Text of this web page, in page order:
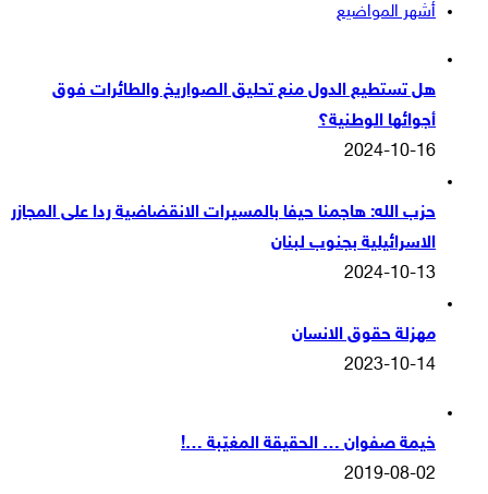
أشهر المواضيع
هل تستطيع الدول منع تحليق الصواريخ والطائرات فوق
أجوائها الوطنية؟
2024-10-16
حزب الله: هاجمنا حيفا بالمسيرات الانقضاضية ردا على المجازر
الاسرائيلية بجنوب لبنان
2024-10-13
مهزلة حقوق الانسان
2023-10-14
خيمة صفوان … الحقيقة المغيّبة …!
2019-08-02